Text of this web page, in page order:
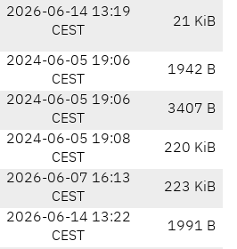
2026-06-14 13:19
CEST
21 KiB
2024-06-05 19:06
CEST
1942 B
2024-06-05 19:06
CEST
3407 B
2024-06-05 19:08
CEST
220 KiB
2026-06-07 16:13
CEST
223 KiB
2026-06-14 13:22
CEST
1991 B